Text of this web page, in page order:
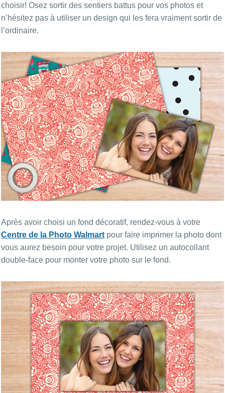
choisir! Osez sortir des sentiers battus pour vos photos et
n’hésitez pas à utiliser un design qui les fera vraiment sortir de
l’ordinaire.
Après avoir choisi un fond décoratif, rendez-vous à votre
Centre de la Photo Walmart pour faire imprimer la photo dont
vous aurez besoin pour votre projet. Utilisez un autocollant
double-face pour monter votre photo sur le fond.